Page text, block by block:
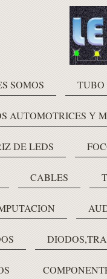
SOMOS TUBO
AUTOMOTRICES Y
DE LEDS
CABLES